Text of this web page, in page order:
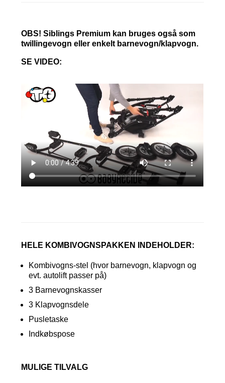
OBS! Siblings Premium kan bruges også som
twillingevogn eller enkelt barnevogn/klapvogn.
SE VIDEO:
HELE KOMBIVOGNSPAKKEN INDEHOLDER:
Kombivogns-stel (hvor barnevogn, klapvogn og
evt. autolift passer på)
3 Barnevognskasser
3 Klapvognsdele
Pusletaske
Indkøbspose
MULIGE TILVALG